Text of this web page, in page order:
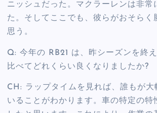
ニッシュだった。マクラーレンは非常
た。そしてここでも、彼らがおそらく
思う。
Q: 今年の RB21 は、昨シーズンを終
比べてどれくらい良くなりましたか?
CH: ラップタイムを見れば、誰もが大
いることがわかります。車の特定の特